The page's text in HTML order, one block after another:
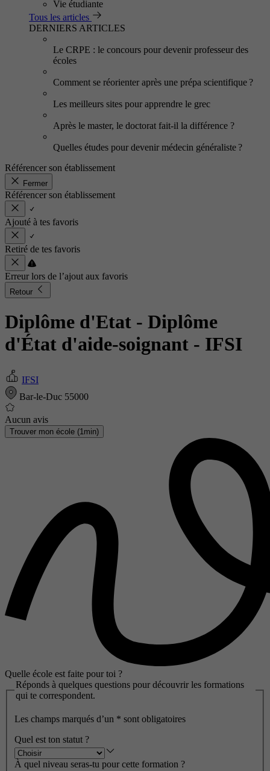
Vie étudiante
Tous les articles
DERNIERS ARTICLES
Le CRPE : le concours pour devenir professeur des
écoles
Comment se réorienter après une prépa scientifique ?
Les meilleurs sites pour apprendre le grec
Après le master, le doctorat fait-il la différence ?
Quelles études pour devenir médecin généraliste ?
Référencer son établissement
Fermer
Référencer son établissement
Ajouté à tes favoris
Retiré de tes favoris
Erreur lors de l’ajout aux favoris
Retour
Diplôme d'Etat - Diplôme
d'État d'aide-soignant - IFSI
IFSI
Bar-le-Duc 55000
Aucun avis
Trouver mon école (1min)
Quelle école est faite pour toi ?
Réponds à quelques questions pour découvrir les formations
qui te correspondent.
Les champs marqués d’un * sont obligatoires
Quel est ton statut ?
À quel niveau seras-tu pour cette formation ?